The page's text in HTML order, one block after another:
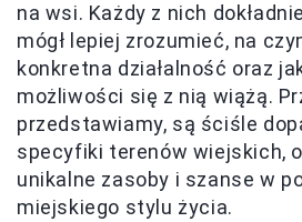
na wsi. Każdy z nich
mógł lepiej zrozumieć, na
konkretna działalność oraz
możliwości się z nią wiążą.
przedstawiamy, są ściśle
specyfiki terenów wiejskich,
unikalne zasoby i szanse w
miejskiego stylu życia.